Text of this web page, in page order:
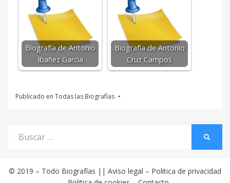
Biografía de Antonio
Ibañez Garcia
Biografía de Antonio
Cruz Campos
Publicado en Todas las Biografías
por:
© 2019 – Todo Biografías || Aviso legal – Politica de privacidad